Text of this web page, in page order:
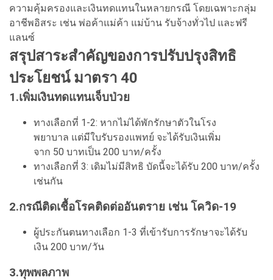
ความคุ้มครองและเงินทดแทนในหลายกรณี โดยเฉพาะกลุ่ม
อาชีพอิสระ เช่น พ่อค้าแม่ค้า แม่บ้าน รับจ้างทั่วไป และฟรี
แลนซ์
สรุปสาระสำคัญของการปรับปรุงสิทธิ
ประโยชน์ มาตรา 40
1.เพิ่มเงินทดแทนเจ็บป่วย
ทางเลือกที่ 1-2: หากไม่ได้พักรักษาตัวในโรง
พยาบาล แต่มีใบรับรองแพทย์ จะได้รับเงินเพิ่ม
จาก 50 บาทเป็น 200 บาท/ครั้ง
ทางเลือกที่ 3: เดิมไม่มีสิทธิ บัดนี้จะได้รับ 200 บาท/ครั้ง
เช่นกัน
2.กรณีติดเชื้อโรคติดต่ออันตราย เช่น โควิด-19
ผู้ประกันตนทางเลือก 1-3 ที่เข้ารับการรักษาจะได้รับ
เงิน 200 บาท/วัน
3.ทุพพลภาพ